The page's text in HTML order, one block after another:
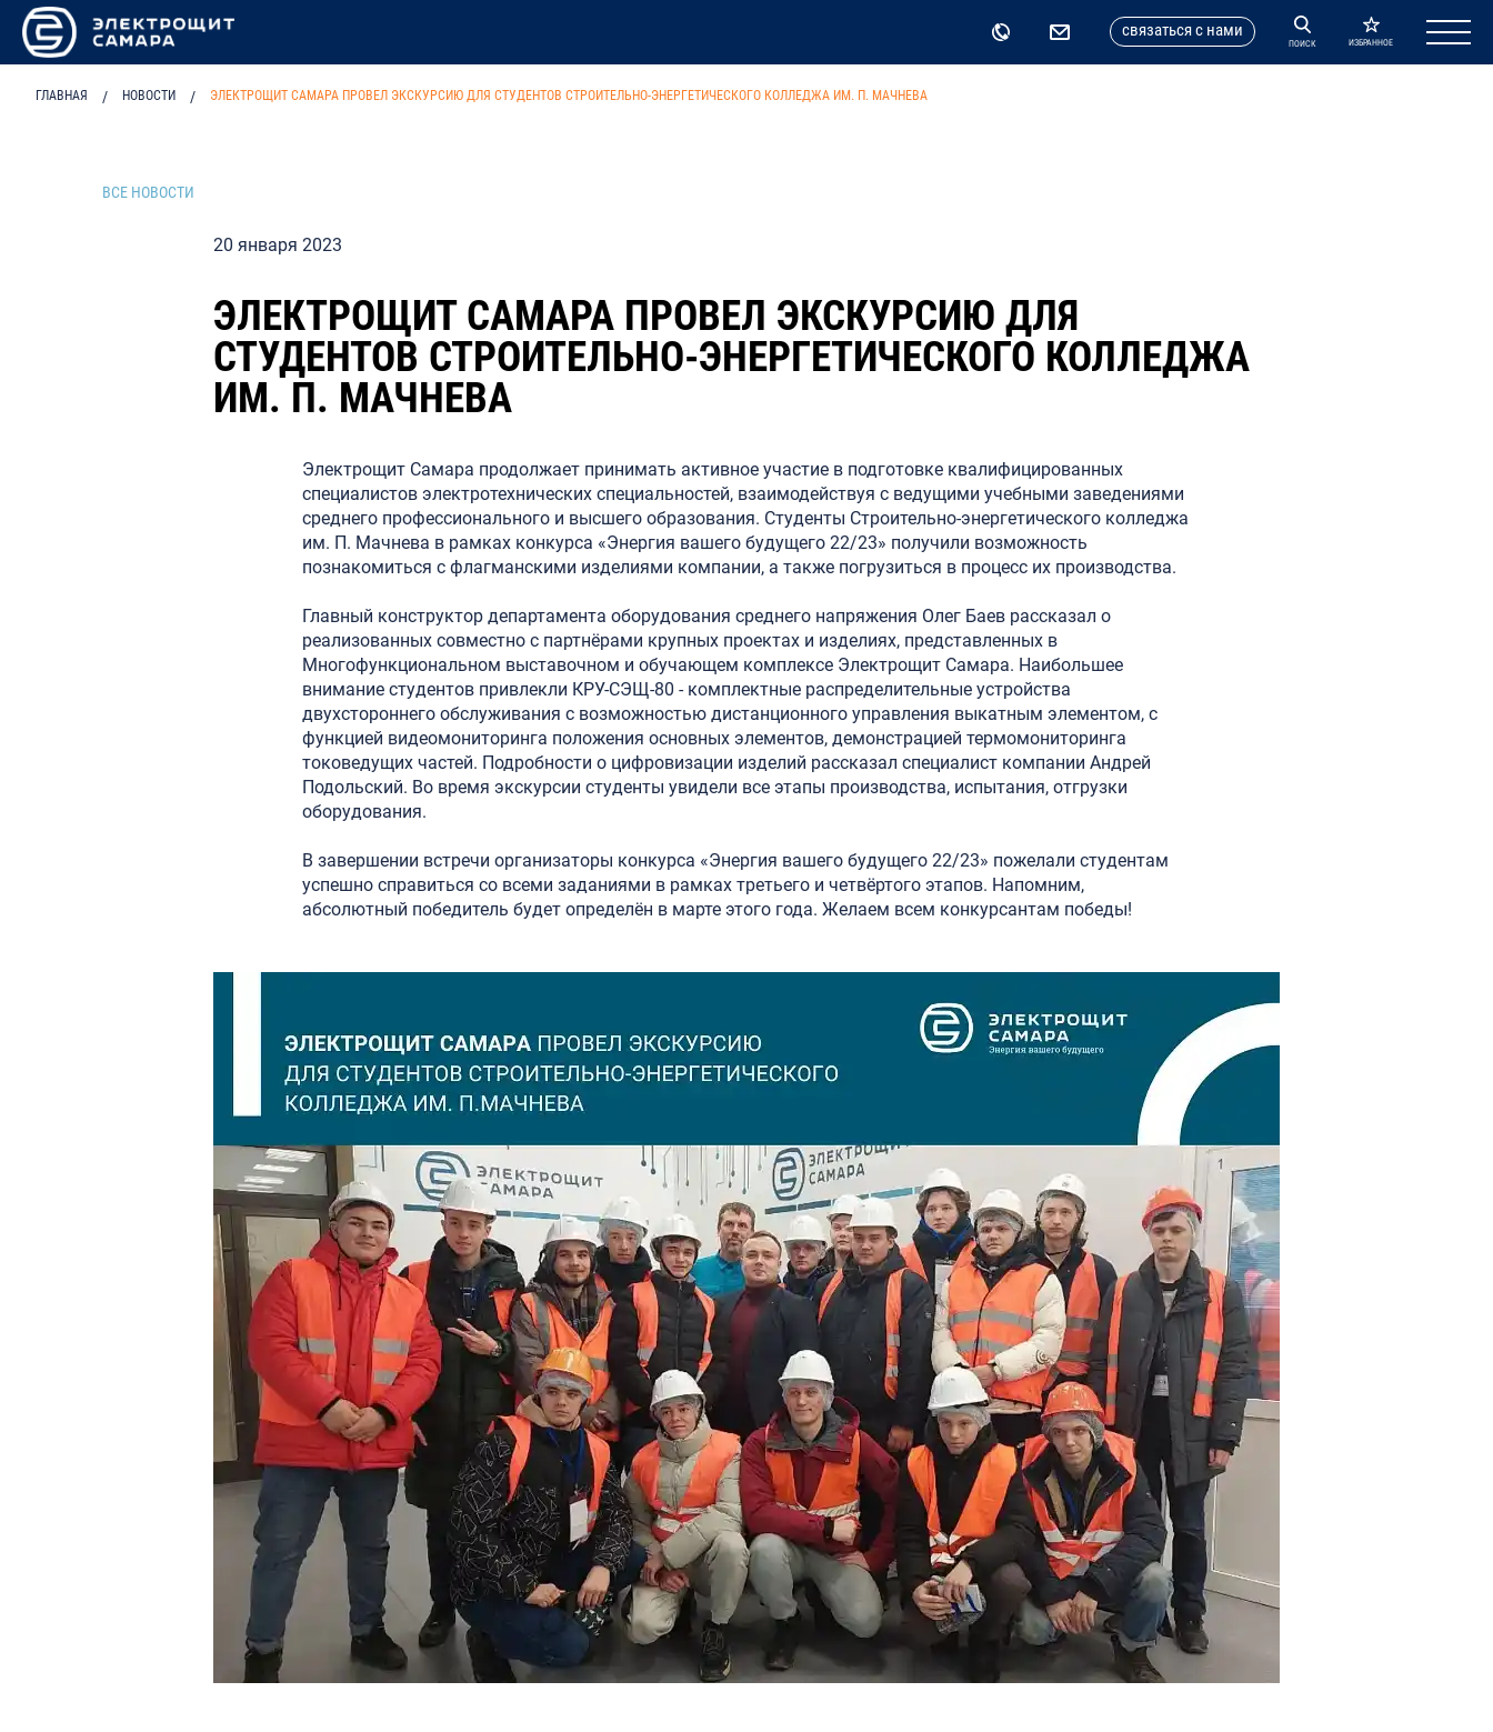
cвязаться с нами
ПОИСК ИЗБРАННОЕ
ГЛАВНАЯ / НОВОСТИ / ЭЛЕКТРОЩИТ САМАРА ПРОВЕЛ ЭКСКУРСИЮ ДЛЯ СТУДЕНТОВ СТРОИТЕЛЬНО-ЭНЕРГЕТИЧЕСКОГО КОЛЛЕДЖА ИМ. П. МАЧНЕВА
ВСЕ НОВОСТИ
20 января 2023
ЭЛЕКТРОЩИТ САМАРА ПРОВЕЛ ЭКСКУРСИЮ ДЛЯ
СТУДЕНТОВ СТРОИТЕЛЬНО-ЭНЕРГЕТИЧЕСКОГО КОЛЛЕДЖА
ИМ. П. МАЧНЕВА
Электрощит Самара продолжает принимать активное участие в подготовке квалифицированных
специалистов электротехнических специальностей, взаимодействуя с ведущими учебными заведениями
среднего профессионального и высшего образования. Студенты Строительно-энергетического колледжа
им. П. Мачнева в рамках конкурса «Энергия вашего будущего 22/23» получили возможность
познакомиться с флагманскими изделиями компании, а также погрузиться в процесс их производства.
Главный конструктор департамента оборудования среднего напряжения Олег Баев рассказал о
реализованных совместно с партнёрами крупных проектах и изделиях, представленных в
Многофункциональном выставочном и обучающем комплексе Электрощит Самара. Наибольшее
внимание студентов привлекли КРУ-СЭЩ-80 - комплектные распределительные устройства
двухстороннего обслуживания с возможностью дистанционного управления выкатным элементом, с
функцией видеомониторинга положения основных элементов, демонстрацией термомониторинга
токоведущих частей. Подробности о цифровизации изделий рассказал специалист компании Андрей
Подольский. Во время экскурсии студенты увидели все этапы производства, испытания, отгрузки
оборудования.
В завершении встречи организаторы конкурса «Энергия вашего будущего 22/23» пожелали студентам
успешно справиться со всеми заданиями в рамках третьего и четвёртого этапов. Напомним,
абсолютный победитель будет определён в марте этого года. Желаем всем конкурсантам победы!